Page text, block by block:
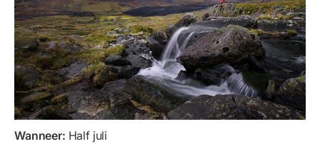
Wanneer: Half juli